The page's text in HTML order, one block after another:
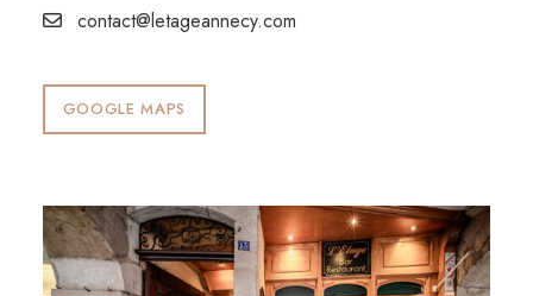
contact@letageannecy.com
GOOGLE MAPS